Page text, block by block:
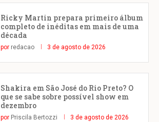
Ricky Martin prepara primeiro álbum
completo de inéditas em mais de uma
década
por redacao 3 de agosto de 2026
Shakira em São José do Rio Preto? O
que se sabe sobre possível show em
dezembro
por Priscila Bertozzi 3 de agosto de 2026